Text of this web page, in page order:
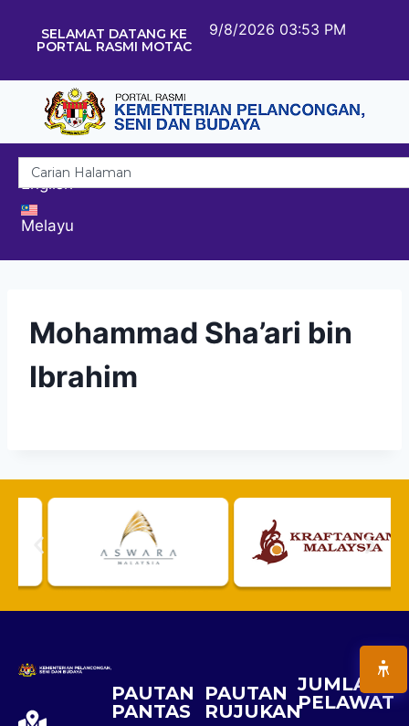
SELAMAT DATANG KE
PORTAL RASMI MOTAC
9/8/2026 03:53 PM
English
Melayu
Mohammad Sha’ari bin
Ibrahim
PAUTAN
PANTAS
PAUTAN
RUJUKAN
JUMLAH
PELAWAT